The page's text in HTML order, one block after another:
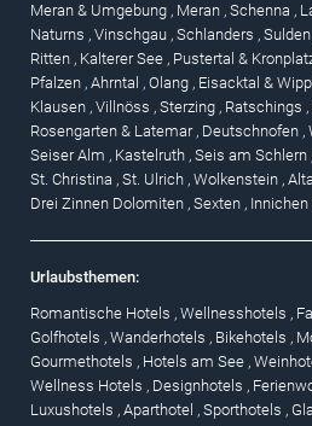
Meran & Umgebung , Meran , Schenna ,
Naturns , Vinschgau , Schlanders , Sulden
Ritten , Kalterer See , Pustertal &
Pfalzen , Ahrntal , Olang , Eisacktal &
Klausen , Villnöss , Sterzing , Ratschings ,
Rosengarten & Latemar , Deutschnofen ,
Seiser Alm , Kastelruth , Seis am Schlern
St. Christina , St. Ulrich , Wolkenstein ,
Drei Zinnen Dolomiten , Sexten , Innichen
Urlaubsthemen:
Romantische Hotels , Wellnesshotels ,
Golfhotels , Wanderhotels , Bikehotels ,
Gourmethotels , Hotels am See ,
Wellness Hotels , Designhotels ,
Luxushotels , Aparthotel , Sporthotels ,